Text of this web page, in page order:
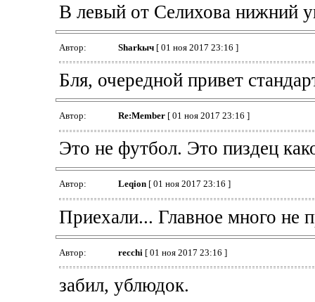
В левый от Селихова нижний
Автор: Sharkыч[ 01 ноя 2017 23:16 ]
Бля, очередной привет
Автор: Re:Member[ 01 ноя 2017 23:16 ]
Это не футбол. Это пиздец
Автор: Leqion[ 01 ноя 2017 23:16 ]
Приехали... Главное много не
Автор: recchi [ 01 ноя 2017 23:16 ]
забил, ублюдок.